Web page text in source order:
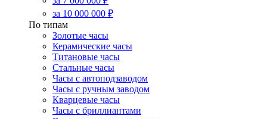
за 10 000 000 ₽
По типам
Золотые часы
Керамические часы
Титановые часы
Стальные часы
Часы с автоподзаводом
Часы с ручным заводом
Кварцевые часы
Часы с бриллиантами